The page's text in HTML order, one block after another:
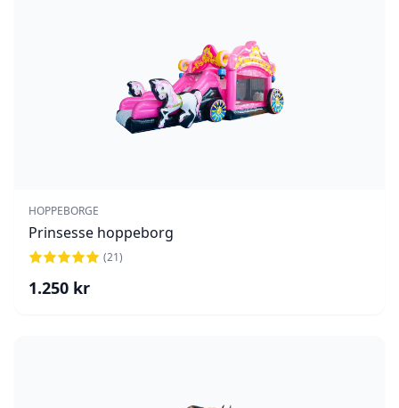
HOPPEBORGE
Prinsesse hoppeborg
(21)
1.250 kr